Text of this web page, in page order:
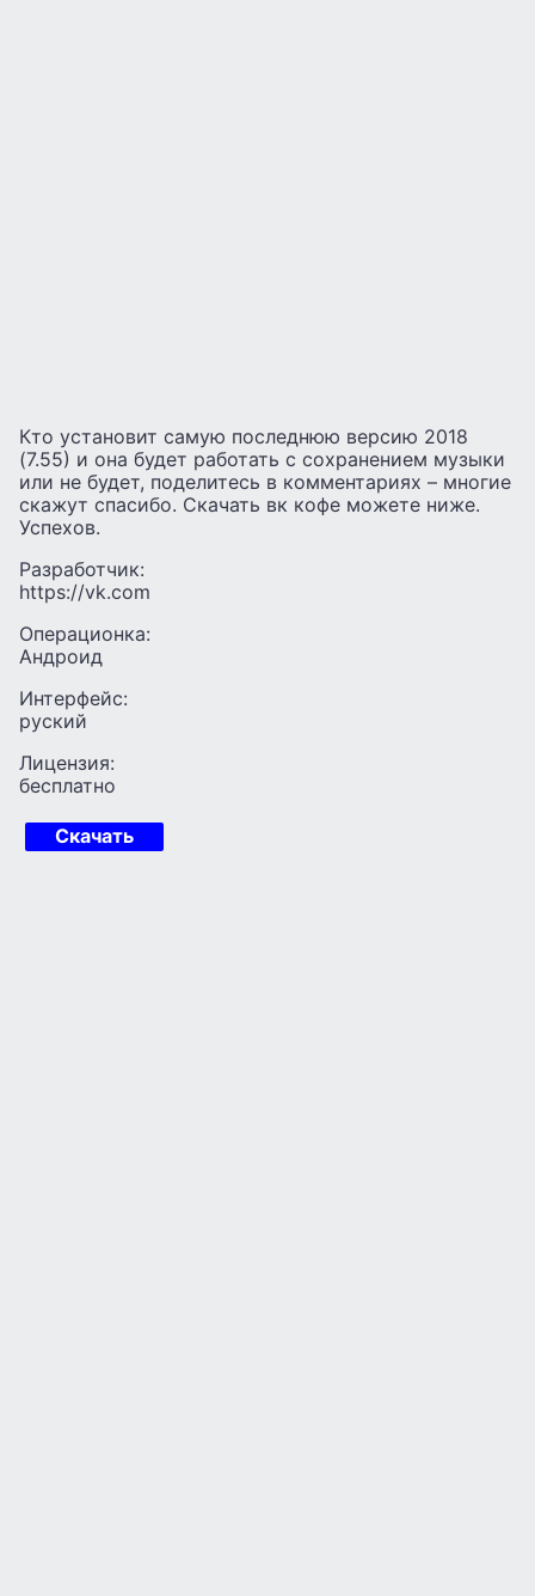
Кто установит самую последнюю версию 2018
(7.55) и она будет работать с сохранением музыки
или не будет, поделитесь в комментариях – многие
скажут спасибо. Скачать вк кофе можете ниже.
Успехов.
Разработчик:
https://vk.com
Операционка:
Андроид
Интерфейс:
руский
Лицензия:
бесплатно
Скачать